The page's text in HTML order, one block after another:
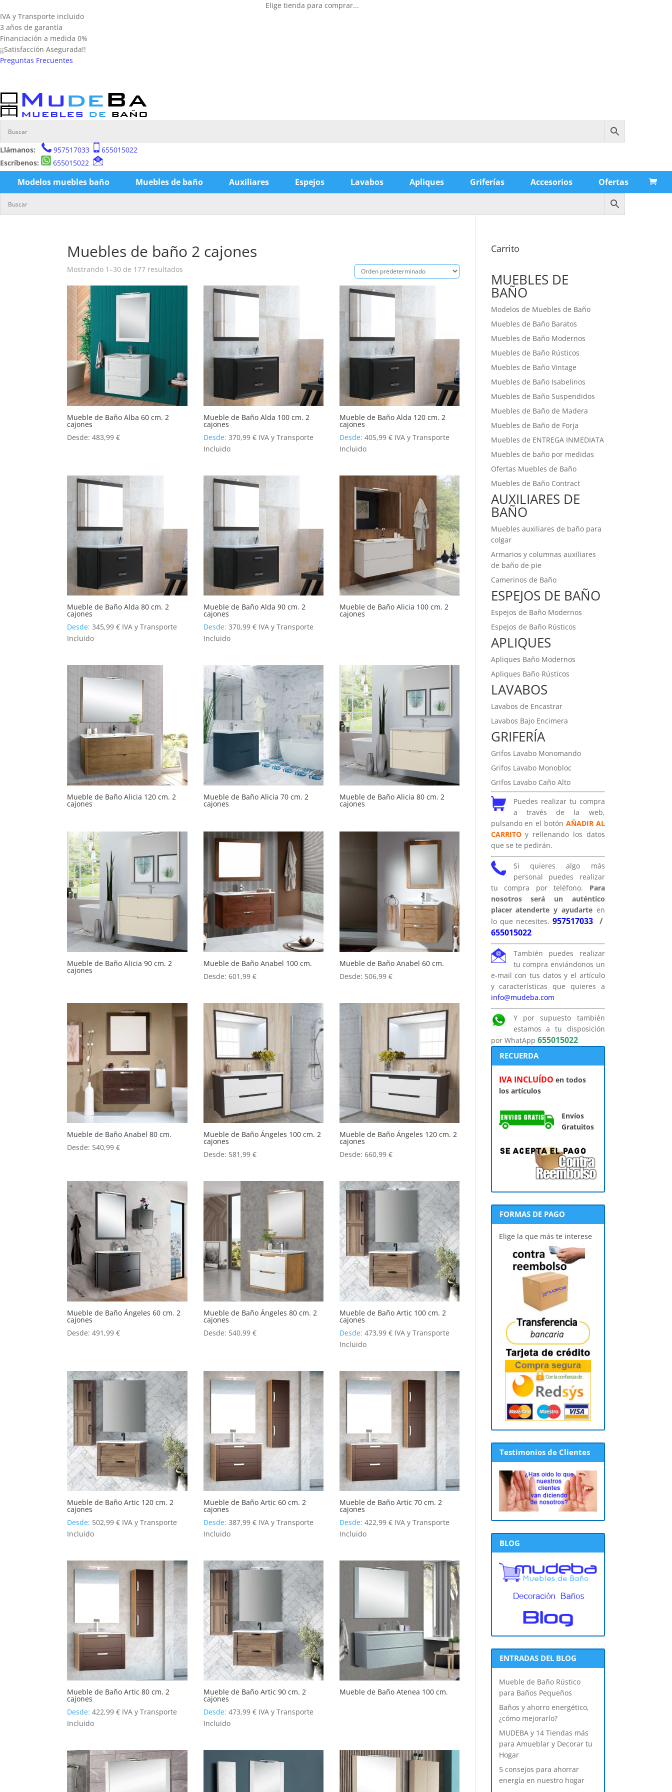
Elige tienda para comprar...
IVA y Transporte incluido
3 años de garantía
Financiación a medida 0%
¡¡Satisfacción Asegurada!!
Preguntas Frecuentes
Llámanos: 957517033
655015022
Escríbenos:
655015022
Modelos muebles baño Muebles de baño Auxiliares Espejos Lavabos Apliques Griferías Accesorios Ofertas
Muebles de baño 2 cajones
Mostrando 1–30 de 177 resultados
Mueble de Baño Alba 60 cm. 2
cajones
Desde:483,99€
Mueble de Baño Alda 100 cm. 2
cajones
Desde: 370,99 € IVA y Transporte
Incluido
Mueble de Baño Alda 120 cm. 2
cajones
Desde: 405,99 € IVA y Transporte
Incluido
Mueble de Baño Alda 80 cm. 2
cajones
Desde:345,99€ IVA y Transporte
Incluido
Mueble de Baño Alda 90 cm. 2
cajones
Desde: 370,99 € IVA y Transporte
Incluido
Mueble de Baño Alicia 100 cm. 2
cajones
Mueble de Baño Alicia 120 cm. 2
cajones
Mueble de Baño Alicia 70 cm. 2
cajones
Mueble de Baño Alicia 80 cm. 2
cajones
Mueble de Baño Alicia 90 cm. 2
cajones
Mueble de Baño Anabel 100 cm.
Desde: 601,99 €
Mueble de Baño Anabel 60 cm.
Desde: 506,99 €
Mueble de Baño Anabel 80 cm.
Desde: 540,99€
Mueble de Baño Ángeles 100 cm. 2
cajones
Desde: 581,99 €
Mueble de Baño Ángeles 120 cm. 2
cajones
Desde: 660,99 €
Mueble de Baño Ángeles 60 cm. 2
cajones
Desde:491,99€
Mueble de Baño Ángeles 80 cm. 2
cajones
Desde: 540,99 €
Mueble de Baño Artic 100 cm. 2
cajones
Desde: 473,99 € IVA y Transporte
Incluido
Mueble de Baño Artic 120 cm. 2
cajones
Desde: 502,99€ IVA y Transporte
Incluido
Mueble de Baño Artic 60 cm. 2
cajones
Desde: 387,99 € IVA y Transporte
Incluido
Mueble de Baño Artic 70 cm. 2
cajones
Desde: 422,99 € IVA y Transporte
Incluido
Mueble de Baño Artic 80 cm. 2
cajones
Desde:422,99€ IVA y Transporte
Incluido
Mueble de Baño Artic 90 cm. 2
cajones
Desde: 473,99 € IVA y Transporte
Incluido
Mueble de Baño Atenea 100 cm.
Carrito
MUEBLES DE
BAÑO
Modelos de Muebles de Baño
Muebles de Baño Baratos
Muebles de Baño Modernos
Muebles de Baño Rústicos
Muebles de Baño Vintage
Muebles de Baño Isabelinos
Muebles de Baño Suspendidos
Muebles de Baño de Madera
Muebles de Baño de Forja
Muebles de ENTREGA INMEDIATA
Muebles de baño por medidas
Ofertas Muebles de Baño
Muebles de Baño Contract
AUXILIARES DE
BAÑO
Muebles auxiliares de baño para
colgar
Armarios y columnas auxiliares
de baño de pie
Camerinos de Baño
ESPEJOS DE BAÑO
Espejos de Baño Modernos
Espejos de Baño Rústicos
APLIQUES
Apliques Baño Modernos
Apliques Baño Rústicos
LAVABOS
Lavabos de Encastrar
Lavabos Bajo Encimera
GRIFERÍA
Grifos Lavabo Monomando
Grifos Lavabo Monobloc
Grifos Lavabo Caño Alto
Puedes realizar tu compra
a través de la web,
pulsando en el botón AÑADIR AL
CARRITOy rellenando los datos
que se te pedirán.
Si quieres algo más
personal puedes realizar
tu compra por teléfono. Para
nosotros será un auténtico
placer atenderte y ayudarteen
lo que necesites.957517033 /
655015022
También puedes realizar
tu compra enviándonos un
e-mail con tus datos y el artículo
y características que quieres a
info@mudeba.com
Y por supuesto también
estamos a tu disposición
por WhatApp 655015022
RECUERDA
IVA INCLUÍDO en todos
los artículos
Envíos
Gratuitos
FORMAS DE PAGO
Elige la que más te interese
Testimonios de Clientes
BLOG
ENTRADAS DEL BLOG
Mueble de Baño Rústico
para Baños Pequeños
Baños y ahorro energético,
¿cómo mejorarlo?
MUDEBA y 14 Tiendas más
para Amueblar y Decorar tu
Hogar
5 consejos para ahorrar
energía en nuestro hogar